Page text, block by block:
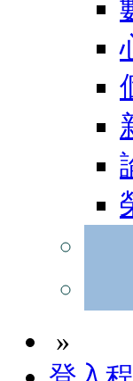
»